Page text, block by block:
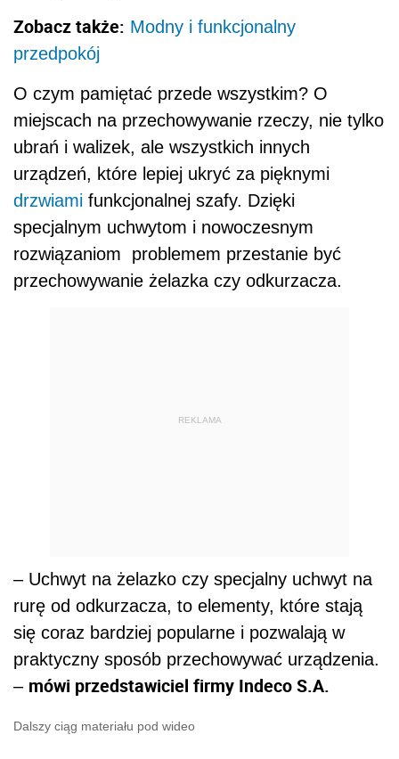
Zobacz także: Modny i funkcjonalny
przedpokój
O czym pamiętać przede wszystkim? O
miejscach na przechowywanie rzeczy, nie tylko
ubrań i walizek, ale wszystkich innych
urządzeń, które lepiej ukryć za pięknymi
drzwiami funkcjonalnej szafy. Dzięki
specjalnym uchwytom i nowoczesnym
rozwiązaniom problemem przestanie być
przechowywanie żelazka czy odkurzacza.
REKLAMA
– Uchwyt na żelazko czy specjalny uchwyt na
rurę od odkurzacza, to elementy, które stają
się coraz bardziej popularne i pozwalają w
praktyczny sposób przechowywać urządzenia.
– mówi przedstawiciel firmy Indeco S.A.
Dalszy ciąg materiału pod wideo